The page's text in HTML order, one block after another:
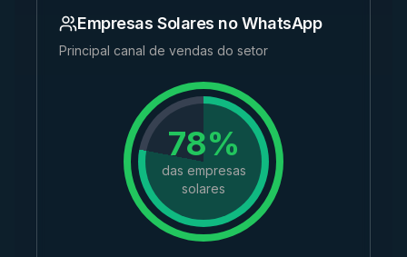
Empresas Solares no WhatsApp
Principal canal de vendas do setor
78%
das empresas
solares